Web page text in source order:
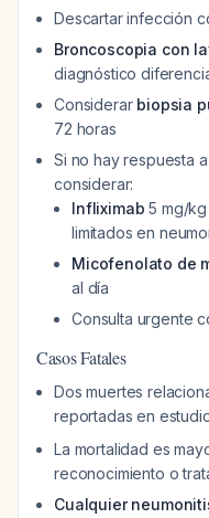
Descartar infección
Broncoscopia con
diagnóstico
Considerar biopsia
72 horas
Si no hay respuesta
considerar:
Infliximab 5 mg/
limitados en
Micofenolato de
al día
Consulta urgente
Casos Fatales
Dos muertes
reportadas en
La mortalidad es
reconocimiento o
Cualquier